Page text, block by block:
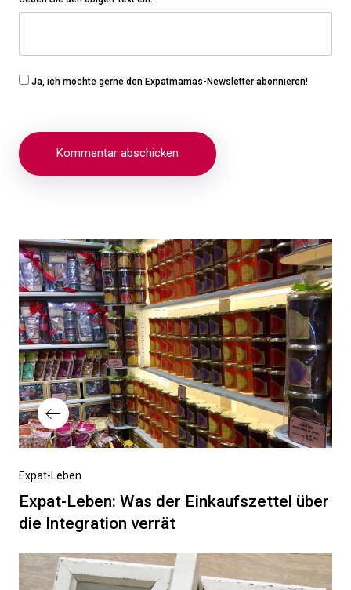
Ja, ich möchte gerne den Expatmamas-Newsletter abonnieren!
Beitragsnavigation
Vorheriger
Beitrag
Expat-Leben
Expat-Leben: Was der Einkaufszettel über
die Integration verrät